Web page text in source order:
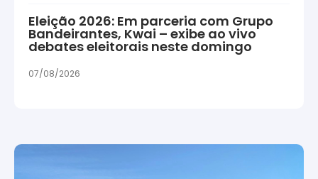
Eleição 2026: Em parceria com Grupo
Bandeirantes, Kwai – exibe ao vivo
debates eleitorais neste domingo
07/08/2026